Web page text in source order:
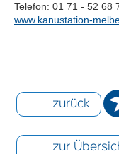
Telefon: 01 71 - 52 68
www.kanustation-
zurück
zur